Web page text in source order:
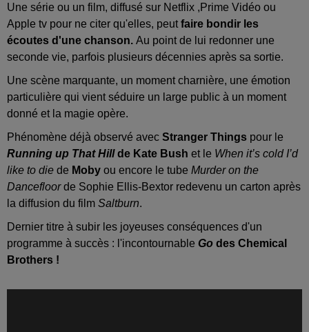
Une série ou un film, diffusé sur Netflix ,Prime Vidéo ou
Apple tv pour ne citer qu'elles, peutfaire bondir les
écoutes d'une chanson. Au point de lui redonner une
seconde vie, parfois plusieurs décennies après sa sortie.
Une scène marquante, un moment charnière, une émotion
particulière qui vient séduire un large public à un moment
donné et la magie opère.
Phénomène déjà observé avec Stranger Things pour le
Running up That Hillde Kate Bush et le When it’s cold I’d
like to die de Moby ou encore le tube Murder on the
Dancefloorde Sophie Ellis-Bextor redevenu un carton après
la diffusion du film Saltburn.
Dernier titre à subir les joyeuses conséquences d'un
programme à succès : l'incontournable Go des Chemical
Brothers !